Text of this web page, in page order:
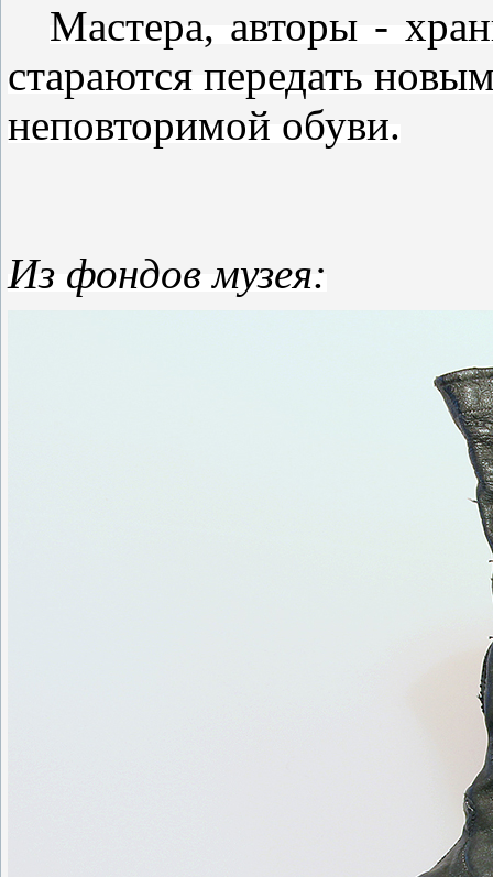
Мастера, авторы -
стараются передать
неповторимой обуви.
Из фондов музея: